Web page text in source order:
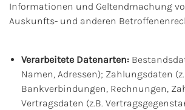
Informationen und Geltendmachung
Auskunfts- und anderen
Verarbeitete Datenarten:
Namen, Adressen); Zahlungsdaten
Bankverbindungen, Rechnungen,
Vertragsdaten (z.B.